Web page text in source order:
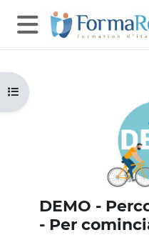
Panneau latéral
DEMO -
- Per
Ouvrir l’index du cours